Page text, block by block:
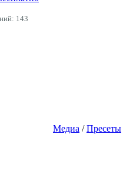
143
Медиа /Пресеты